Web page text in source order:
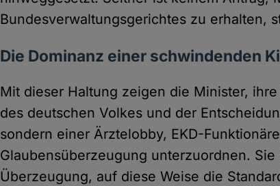
Bundesverwaltungsgerichtes zu erhalten,
Die Dominanz einer schwindenden
Mit dieser Haltung zeigen die Minister,
des deutschen Volkes und der
sondern einer Ärztelobby, EKD-
Glaubensüberzeugung unterzuordnen.
Überzeugung, auf diese Weise die